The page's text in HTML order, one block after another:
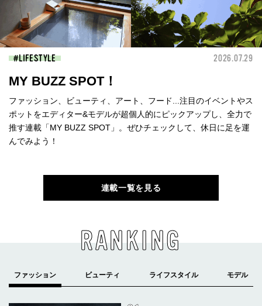
LIFESTYLE 2026.07.29
MY BUZZ SPOT！
ファッション、ビューティ、アート、フード...注目のイベントやス
ポットをエディター&モデルが超個人的にピックアップし、全力で
推す連載「MY BUZZ SPOT」。ぜひチェックして、休日に足を運
んでみよう！
連載一覧を見る
RANKING